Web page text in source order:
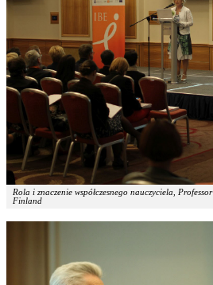
Rola i znaczenie współczesnego nauczyciela,
Finland